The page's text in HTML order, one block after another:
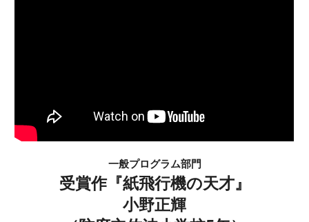
一般プログラム部門
受賞作『紙飛行機の天才』
小野正輝